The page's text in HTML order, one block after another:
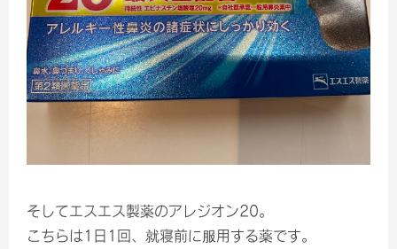
そしてエスエス製薬のアレジオン20。
こちらは1日1回、就寝前に服用する薬です。